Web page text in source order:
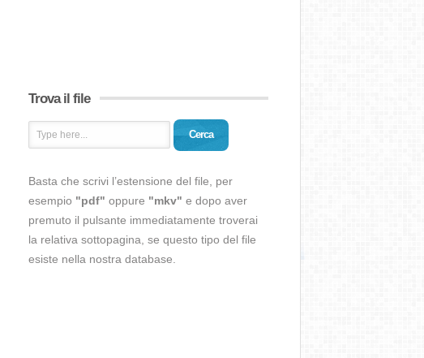
Trova il file
Cerca
Basta che scrivi l’estensione del file, per
esempio "pdf" oppure "mkv" e dopo aver
premuto il pulsante immediatamente troverai
la relativa sottopagina, se questo tipo del file
esiste nella nostra database.